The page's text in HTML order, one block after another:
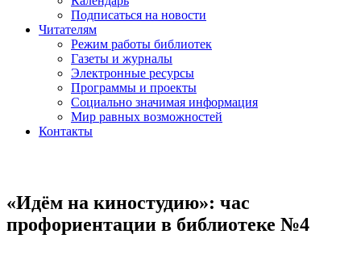
Подписаться на новости
Читателям
Режим работы библиотек
Газеты и журналы
Электронные ресурсы
Программы и проекты
Социально значимая информация
Мир равных возможностей
Контакты
«Идём на киностудию»: час
профориентации в библиотеке №4